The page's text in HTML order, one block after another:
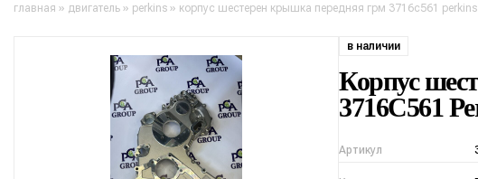
главная » двигатель » perkins » корпус шестерен крышка передняя грм 3716c561
в наличии
Корпус
3716C561
Артикул